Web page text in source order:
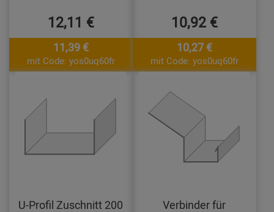
12,11 €
11,39 €
mit Code: yos0uq60fr
10,92 €
10,27 €
mit Code: yos0uq60fr
U-Profil Zuschnitt 200
Verbinder für